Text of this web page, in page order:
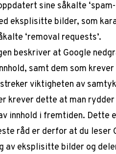
sine såkalte
eksplisitte bilder, som
‘removal requests’.
beskriver at Google
samt dem som
viktigheten av
krever dette at man
innhold i fremtiden. Dette
råd er derfor at du leser
av eksplisitte bilder og